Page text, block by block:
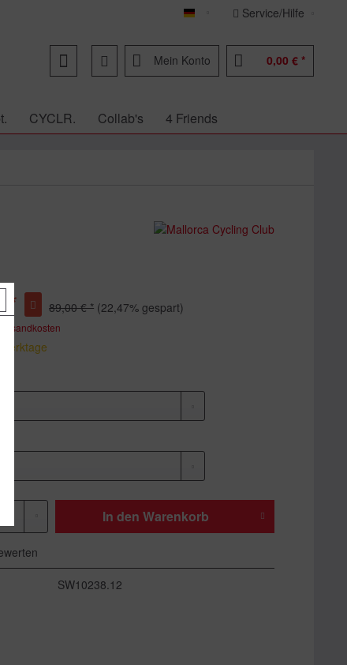
Deutsch Service/Hilfe
Mein Konto 0,00 € *
CYCLR. Collab's 4 Friends
* 89,00 € * (22,47% gespart)
In den Warenkorb
SW10238.12